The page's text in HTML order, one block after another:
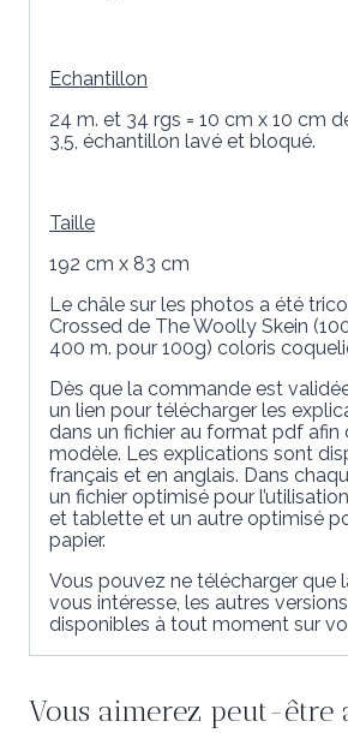
Echantillon
24 m. et 34 rgs = 10 cm x 10 cm
3,5, échantillon lavé et bloqué.
Taille
192 cm x 83 cm
Le châle sur les photos a été
Crossed de The Woolly Skein
400 m. pour 100g) coloris
Dès que la commande est
un lien pour télécharger les
dans un fichier au format pdf afin
modèle. Les explications sont
français et en anglais. Dans
un fichier optimisé pour
et tablette et un autre optimisé
papier.
Vous pouvez ne télécharger que
vous intéresse, les autres
disponibles à tout moment sur
Vous aimerez peut-être